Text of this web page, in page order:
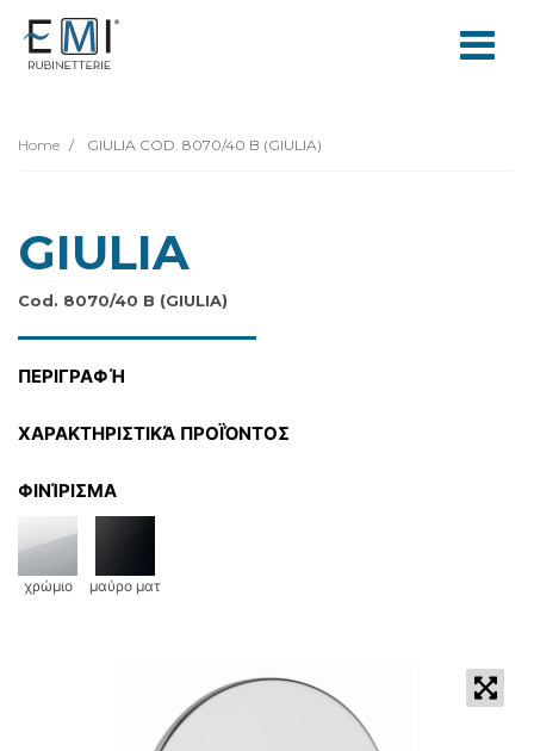
Home GIULIA COD. 8070/40 B (GIULIA)
GIULIA
Cod. 8070/40 B (GIULIA)
ΠΕΡΙΓΡΑΦΉ
ΧΑΡΑΚΤΗΡΙΣΤΙΚΆ ΠΡΟΪΌΝΤΟΣ
ΦΙΝΊΡΙΣΜΑ
χρώμιο μαύρο ματ